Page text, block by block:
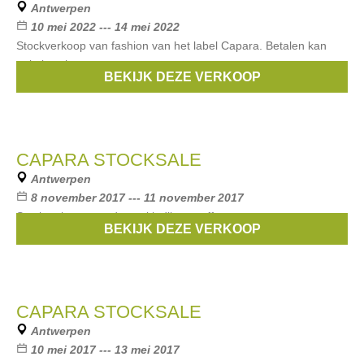
Antwerpen
10 mei 2022 --- 14 mei 2022
Stockverkoop van fashion van het label Capara. Betalen kan
enkel cash.
CaparaBEKIJK DEZE VERKOOP
CAPARA STOCKSALE
Antwerpen
8 november 2017 --- 11 november 2017
Stockverkoop van dameskledij en stoffen.
CaparaBEKIJK DEZE VERKOOP
CAPARA STOCKSALE
Antwerpen
10 mei 2017 --- 13 mei 2017